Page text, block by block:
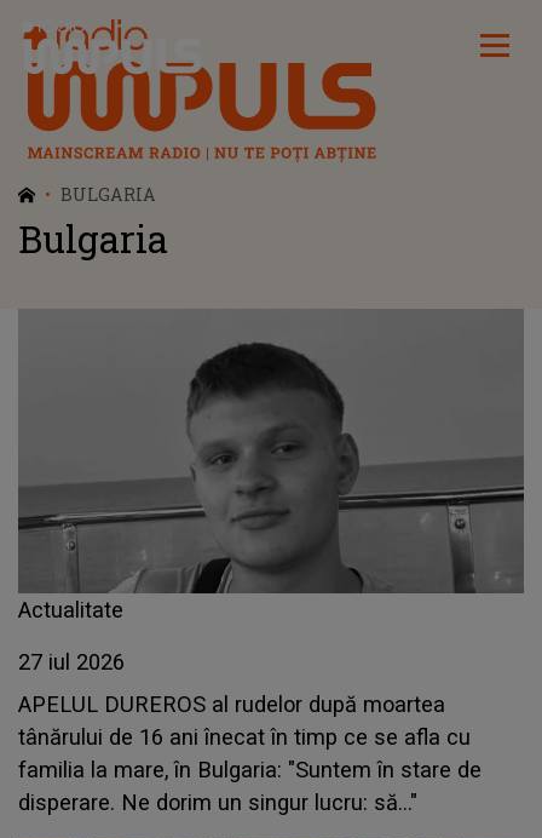
Radio Impuls
BULGARIA
Bulgaria
Actualitate
27 iul 2026
APELUL DUREROS al rudelor după moartea
tânărului de 16 ani înecat în timp ce se afla cu
familia la mare, în Bulgaria: "Suntem în stare de
disperare. Ne dorim un singur lucru: să..."